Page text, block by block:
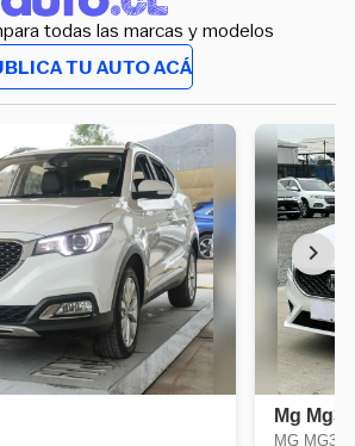
todas las marcas y modelos
TU AUTO ACÁ